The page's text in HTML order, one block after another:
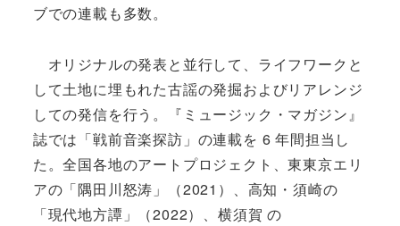
ブでの連載も多数。
オリジナルの発表と並行して、ライフワークと
して土地に埋もれた古謡の発掘およびリアレンジ
しての発信を行う。『ミュージック・マガジン』
誌では「戦前音楽探訪」の連載を 6 年間担当し
た。全国各地のアートプロジェクト、東東京エリ
アの「隅田川怒涛」（2021）、高知・須崎の
「現代地方譚」（2022）、横須賀 の